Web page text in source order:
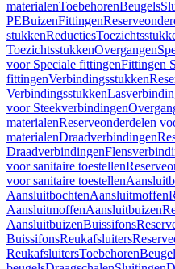
materialenToebehorenBeugels
PEBuizenFittingen
stukkenReducties
ToezichtsstukkenOvergangen
voor Speciale fittingenFittingen
fittingenVerbindingsstukken
Verbindingsstukken
voor Steekverbindingen
materialenReserveonderdelen
materialenDraadverbindingen
Draadverbindingen
voor sanitaire toestellen
voor sanitaire toestellen
AansluitbochtenAansluitmoffen
AansluitmoffenAansluitbuizen
AansluitbuizenBuissifons
BuissifonsReukafsluiters
ReukafsluitersToebehoren